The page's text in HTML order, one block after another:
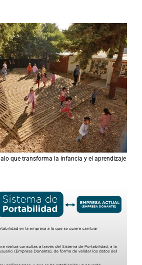
que transforma la infancia y el aprendizaje